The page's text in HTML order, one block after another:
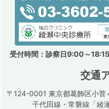
受付時間：診察日9:00～
交通
〒124-0001 東京都葛飾区小菅
千代田線・常磐線「綾